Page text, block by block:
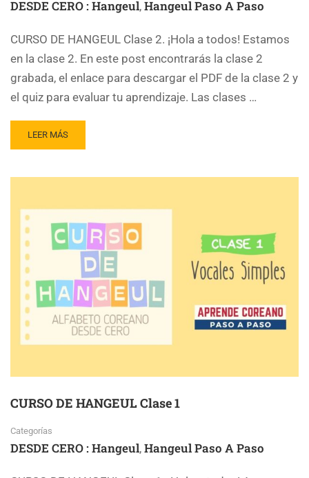
DESDE CERO : Hangeul, Hangeul Paso A Paso
CURSO DE HANGEUL Clase 2. ¡Hola a todos! Estamos
en la clase 2. En este post encontrarás la clase 2
grabada, el enlace para descargar el PDF de la clase 2 y
el quiz para evaluar tu aprendizaje. Las clases …
LEER MÁS
CURSO DE HANGEUL Clase 1
Categorías
DESDE CERO : Hangeul, Hangeul Paso A Paso